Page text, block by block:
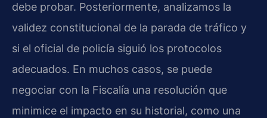
debe probar. Posteriormente, analizamos la
validez constitucional de la parada de tráfico y
si el oficial de policía siguió los protocolos
adecuados. En muchos casos, se puede
negociar con la Fiscalía una resolución que
minimice el impacto en su historial, como una